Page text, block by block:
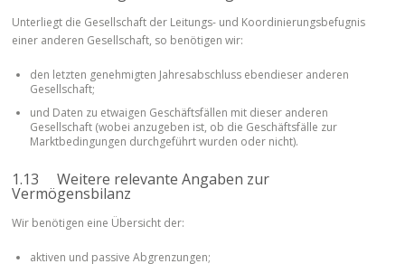
Unterliegt die Gesellschaft der Leitungs- und Koordinierungsbefugnis
einer anderen Gesellschaft, so benötigen wir:
den letzten genehmigten Jahresabschluss ebendieser anderen
Gesellschaft;
und Daten zu etwaigen Geschäftsfällen mit dieser anderen
Gesellschaft (wobei anzugeben ist, ob die Geschäftsfälle zur
Marktbedingungen durchgeführt wurden oder nicht).
1.13 Weitere relevante Angaben zur
Vermögensbilanz
Wir benötigen eine Übersicht der:
aktiven und passive Abgrenzungen;